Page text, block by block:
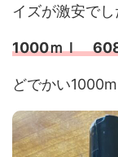
イズが激安でし
1000ｍｌ
どでかい